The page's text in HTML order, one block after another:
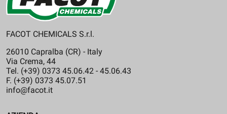
FACOT CHEMICALS S.r.l.
26010 Capralba (CR) - Italy
Via Crema, 44
Tel. (+39) 0373 45.06.42 - 45.06.43
F. (+39) 0373 45.07.51
info@facot.it